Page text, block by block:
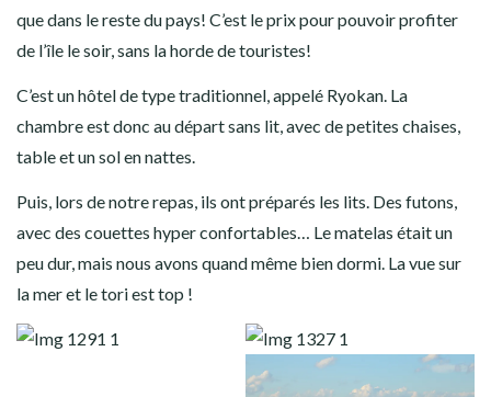
que dans le reste du pays! C’est le prix pour pouvoir profiter
de l’île le soir, sans la horde de touristes!
C’est un hôtel de type traditionnel, appelé Ryokan. La
chambre est donc au départ sans lit, avec de petites chaises,
table et un sol en nattes.
Puis, lors de notre repas, ils ont préparés les lits. Des futons,
avec des couettes hyper confortables… Le matelas était un
peu dur, mais nous avons quand même bien dormi. La vue sur
la mer et le tori est top !